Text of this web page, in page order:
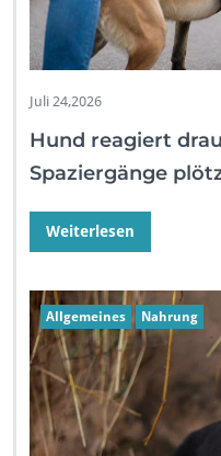
Juli 24,2026
Hund reagiert
Spaziergänge
Weiterlesen
Allgemeines Nahrung